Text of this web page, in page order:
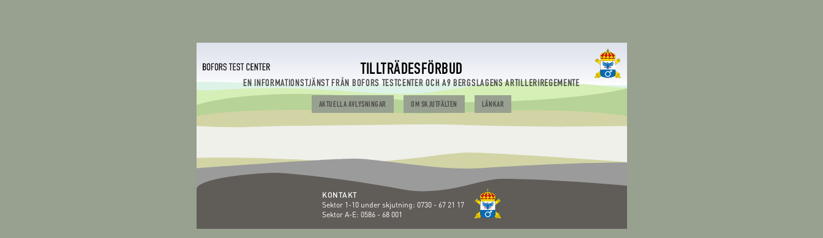
TILLTRÄDESFÖRBUD
EN INFORMATIONSTJÄNST FRÅN BOFORS TESTCENTER OCH A9 BERGSLAGENS ARTILLERIREGEMENTE
AKTUELLA AVLYSNINGAR OM SKJUTFÄLTEN LÄNKAR
KONTAKT
Sektor 1-10 under skjutning: 0730 - 67 21 17
Sektor A-E: 0586 - 68 001